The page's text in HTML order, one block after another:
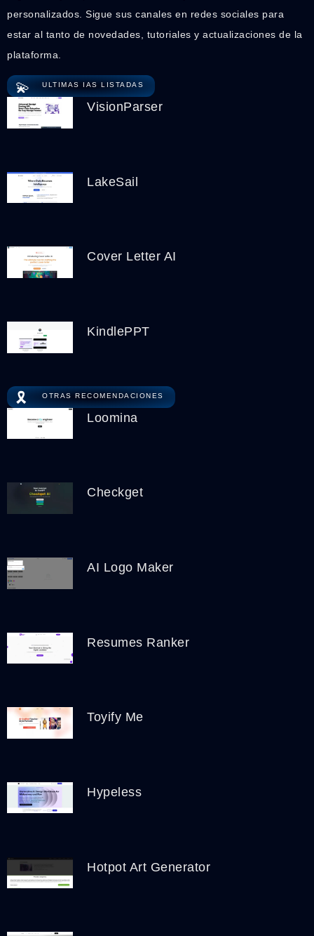
personalizados. Sigue sus canales en redes sociales para
estar al tanto de novedades, tutoriales y actualizaciones de la
plataforma.
💫 ULTIMAS IAS LISTADAS
VisionParser
LakeSail
Cover Letter AI
KindlePPT
🎗️ OTRAS RECOMENDACIONES
Loomina
Checkget
AI Logo Maker
Resumes Ranker
Toyify Me
Hypeless
Hotpot Art Generator